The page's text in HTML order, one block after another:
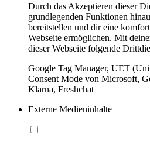
Durch das Akzeptieren dieser
grundlegenden Funktionen
bereitstellen und dir eine
Webseite ermöglichen. Mit
dieser Webseite folgende
Google Tag Manager, UET
Consent Mode von Microsoft,
Klarna, Freshchat
Externe Medieninhalte